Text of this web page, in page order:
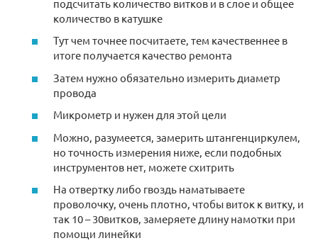
подсчитать количество витков и в слое и общее
количество в катушке
Тут чем точнее посчитаете, тем качественнее в
итоге получается качество ремонта
Затем нужно обязательно измерить диаметр
провода
Микрометр и нужен для этой цели
Можно, разумеется, замерить штангенциркулем,
но точность измерения ниже, если подобных
инструментов нет, можете схитрить
На отвертку либо гвоздь наматываете
проволочку, очень плотно, чтобы виток к витку, и
так 10 – 30витков, замеряете длину намотки при
помощи линейки